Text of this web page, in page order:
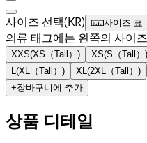
사이즈 선택(KR) 사이즈 표
의류 태그에는 왼쪽의 사이
XXS(XS（Tall） ) XS(S（Tall） )
L(XL（Tall） ) XL(2XL（Tall） )
+장바구니에 추가
상품 디테일